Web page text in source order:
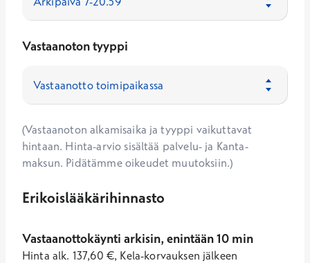
Vastaanoton tyyppi
(Vastaanoton alkamisaika ja tyyppi vaikuttavat
hintaan. Hinta-arvio sisältää palvelu- ja Kanta-
maksun. Pidätämme oikeudet muutoksiin.)
Erikoislääkärihinnasto
Vastaanottokäynti arkisin, enintään 10 min
Hinta alk. 137,60 €, Kela-korvauksen jälkeen